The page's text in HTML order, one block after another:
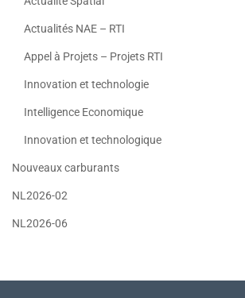
Actualités NAE – RTI
Appel à Projets – Projets RTI
Innovation et technologie
Intelligence Economique
Innovation et technologique
Nouveaux carburants
NL2026-02
NL2026-06